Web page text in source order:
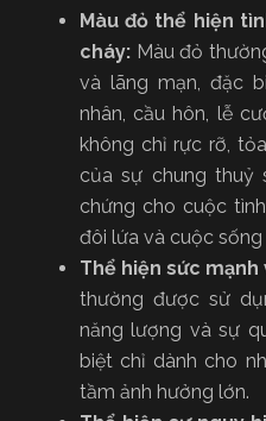
Màu đỏ thể hiện
cháy:Màu đỏ
và lãng mạn, đặc
nhân, cầu hôn, lễ
không chỉ rực rỡ,
của sự chung thuỷ
chứng cho cuộc
đôi lứa và cuộc
Thể hiện sức mạnh
thường được sử
năng lượng và sự
biệt chỉ dành cho
tầm ảnh hưởng lớn.